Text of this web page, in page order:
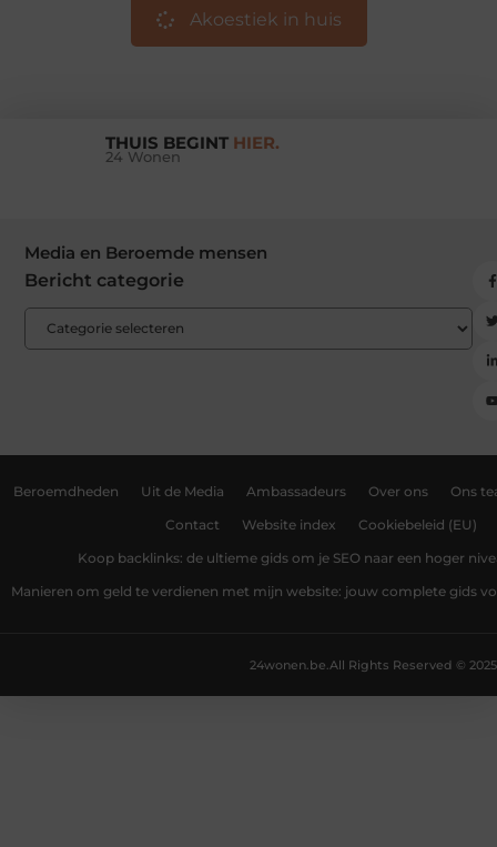
Akoestiek in huis
THUIS BEGINT HIER.
24 Wonen
Media en Beroemde mensen
Bericht categorie
Beroemdheden Uit de Media Ambassadeurs Over ons Ons
Contact Website index Cookiebeleid (EU)
Koop backlinks: de ultieme gids om je SEO naar een hoger
Manieren om geld te verdienen met mijn website: jouw complete gids
All Rights Reserved © 2025
24wonen.be.